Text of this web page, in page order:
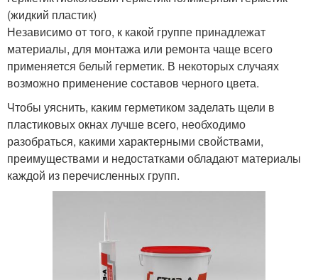
(жидкий пластик)
Независимо от того, к какой группе принадлежат
материалы, для монтажа или ремонта чаще всего
применяется белый герметик. В некоторых случаях
возможно применение составов черного цвета.
Чтобы уяснить, каким герметиком заделать щели в
пластиковых окнах лучше всего, необходимо
разобраться, какими характерными свойствами,
преимуществами и недостатками обладают материалы
каждой из перечисленных групп.